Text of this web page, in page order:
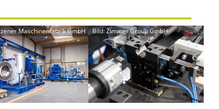
Maschinenfabrik GmbH Bild: Zimmer Group GmbH